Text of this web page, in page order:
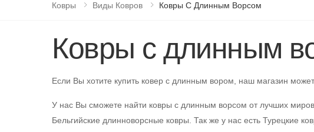
Ковры Виды Ковров Ковры С Длинным Ворсом
Ковры с длинным
Если Вы хотите купить ковер с длинным вором, наш магазин
У нас Вы сможете найти ковры с длинным ворсом от лучших
Бельгийские длинноворсные ковры. Так же у нас есть Турецкие